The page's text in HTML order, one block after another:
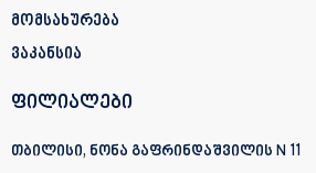
მომსახურება
ვაკანსია
ფილიალები
თბილისი, ნონა გაფრინდაშვილის N 11